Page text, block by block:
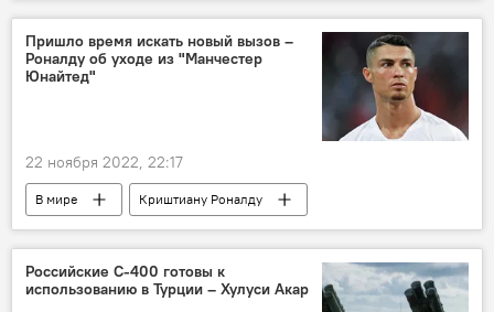
Пришло время искать новый вызов –
Роналду об уходе из "Манчестер
Юнайтед"
22 ноября 2022, 22:17
В мире
Криштиану Роналду
футбол
Спорт
"Манчестер Юнайтед"
Российские С-400 готовы к
использованию в Турции – Хулуси Акар